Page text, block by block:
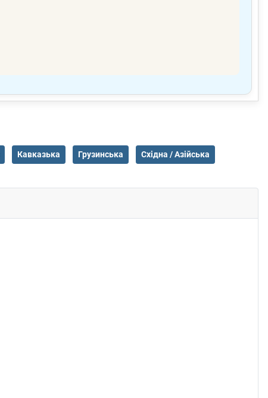
Кавказька Грузинська Східна / Азійська